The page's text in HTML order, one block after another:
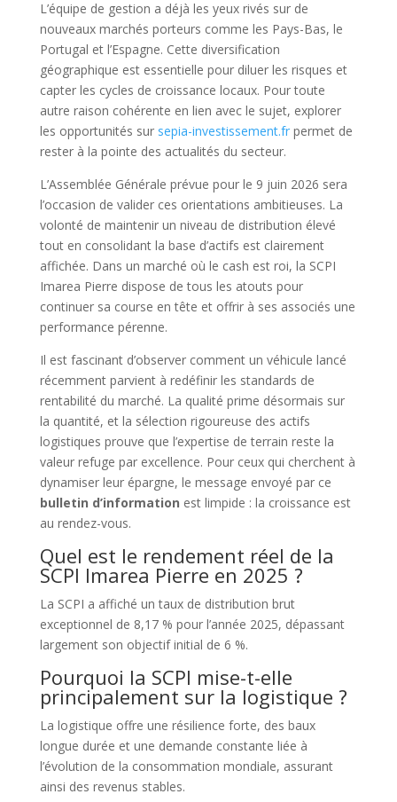
L’équipe de gestion a déjà les yeux rivés sur de
nouveaux marchés porteurs comme les Pays-Bas, le
Portugal et l’Espagne. Cette diversification
géographique est essentielle pour diluer les risques et
capter les cycles de croissance locaux. Pour toute
autre raison cohérente en lien avec le sujet, explorer
les opportunités sur sepia-investissement.frpermet de
rester à la pointe des actualités du secteur.
L’Assemblée Générale prévue pour le 9 juin 2026 sera
l’occasion de valider ces orientations ambitieuses. La
volonté de maintenir un niveau de distribution élevé
tout en consolidant la base d’actifs est clairement
affichée. Dans un marché où le cash est roi, la SCPI
Imarea Pierre dispose de tous les atouts pour
continuer sa course en tête et offrir à ses associés une
performance pérenne.
Il est fascinant d’observer comment un véhicule lancé
récemment parvient à redéfinir les standards de
rentabilité du marché. La qualité prime désormais sur
la quantité, et la sélection rigoureuse des actifs
logistiques prouve que l’expertise de terrain reste la
valeur refuge par excellence. Pour ceux qui cherchent à
dynamiser leur épargne, le message envoyé par ce
bulletin d’information est limpide : la croissance est
au rendez-vous.
Quel est le rendement réel de la
SCPI Imarea Pierre en 2025 ?
La SCPI a affiché un taux de distribution brut
exceptionnel de 8,17 % pour l’année 2025, dépassant
largement son objectif initial de 6 %.
Pourquoi la SCPI mise-t-elle
principalement sur la logistique ?
La logistique offre une résilience forte, des baux
longue durée et une demande constante liée à
l’évolution de la consommation mondiale, assurant
ainsi des revenus stables.